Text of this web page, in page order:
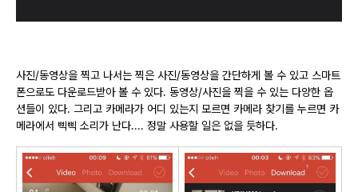
사진/동영상을 찍고 나서는 찍은 사진/동영상을 간단하게 볼 수 있고 스마트
폰으로도 다운로드받아 볼 수 있다. 동영상/사진을 찍을 수 있는 다양한 옵
션들이 있다. 그리고 카메라가 어디 있는지 모르면 카메라 찾기를 누르면 카
메라에서 삑삑 소리가 난다.... 정말 사용할 일은 없을 듯하다.